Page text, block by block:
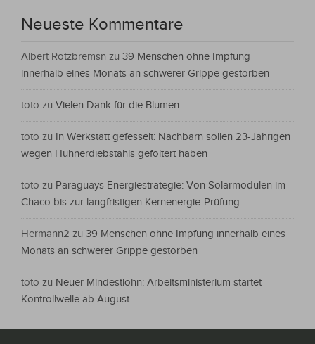
Neueste Kommentare
Albert Rotzbremsn zu 39 Menschen ohne Impfung
innerhalb eines Monats an schwerer Grippe gestorben
toto zu Vielen Dank für die Blumen
toto zu In Werkstatt gefesselt: Nachbarn sollen 23-Jährigen
wegen Hühnerdiebstahls gefoltert haben
toto zu Paraguays Energiestrategie: Von Solarmodulen im
Chaco bis zur langfristigen Kernenergie-Prüfung
Hermann2 zu 39 Menschen ohne Impfung innerhalb eines
Monats an schwerer Grippe gestorben
toto zu Neuer Mindestlohn: Arbeitsministerium startet
Kontrollwelle ab August